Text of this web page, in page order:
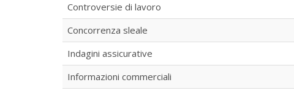
Controversie di lavoro
Concorrenza sleale
Indagini assicurative
Informazioni commerciali